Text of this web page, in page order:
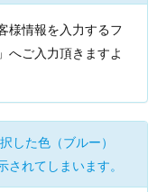
様情報を入力するフ
へご入力頂きますよ
した色（ブルー）
されてしまいます。